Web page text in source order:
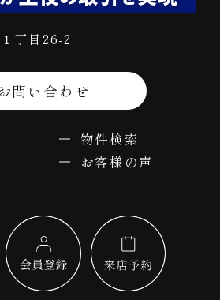
丁目26-2
問い合わせ
物件検索
お客様の声